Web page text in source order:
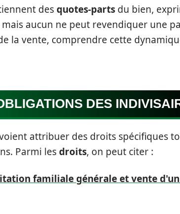
desquotes-parts du bien,
aucun ne peut revendiquer une
la vente, comprendre cette
DES
attribuer des droits spécifiques
Parmi lesdroits, on peut citer :
familiale générale et vente